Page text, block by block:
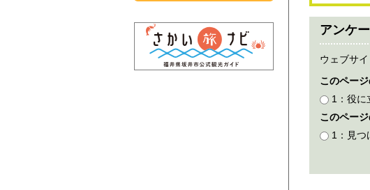
アンケ
ウェブサ
このペー
1：役に
このペー
1：見つ